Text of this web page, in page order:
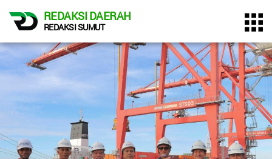
Home
Pasang
Iklan
REDAKSI DAERAH
REDAKSI SUMUT